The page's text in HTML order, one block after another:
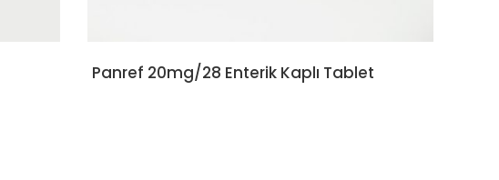
Panref 20mg/28 Enterik Kaplı Tablet